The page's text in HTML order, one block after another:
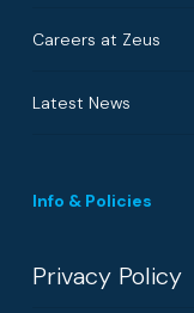
Careers at Zeus
Latest News
Info & Policies
Privacy Policy